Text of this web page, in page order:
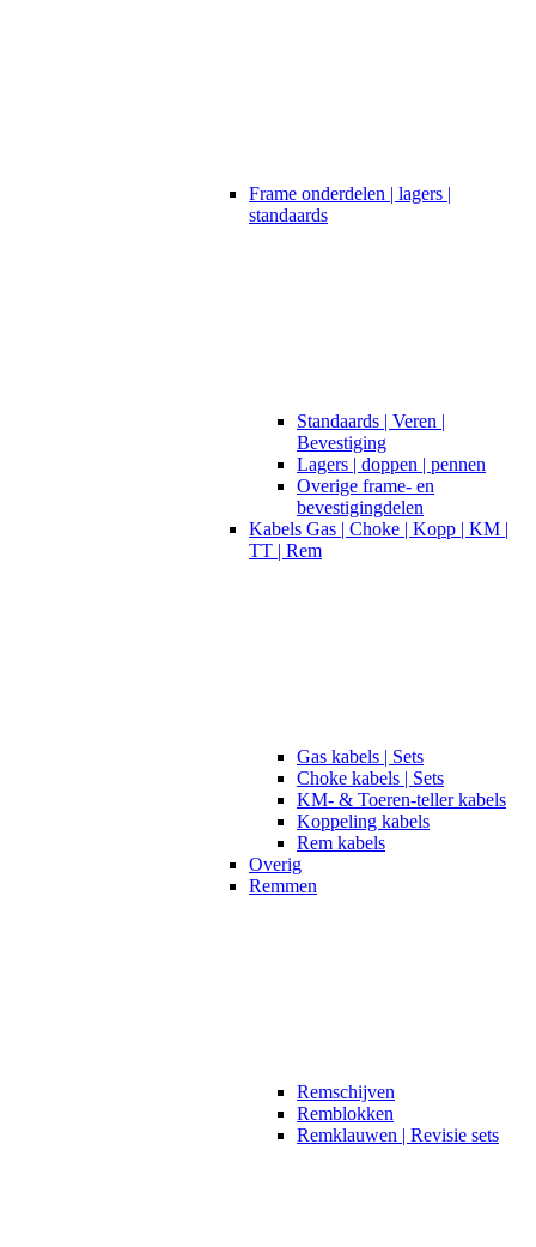
Frame onderdelen | lagers |
standaards
Standaards | Veren |
Bevestiging
Lagers | doppen | pennen
Overige frame- en
bevestigingdelen
Kabels Gas | Choke | Kopp | KM |
TT | Rem
Gas kabels | Sets
Choke kabels | Sets
KM- & Toeren-teller kabels
Koppeling kabels
Rem kabels
Overig
Remmen
Remschijven
Remblokken
Remklauwen | Revisie sets